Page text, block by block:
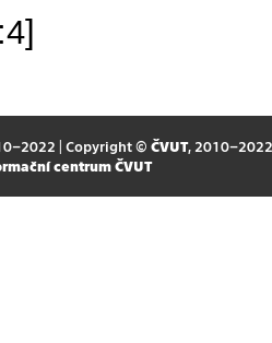
| Copyright © ČVUT, 2010–2022
centrum ČVUT